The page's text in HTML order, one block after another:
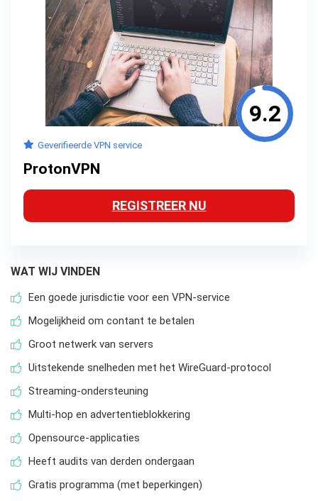
9.2
Geverifieerde VPN service
ProtonVPN
REGISTREER NU
WAT WIJ VINDEN
Een goede jurisdictie voor een VPN-service
Mogelijkheid om contant te betalen
Groot netwerk van servers
Uitstekende snelheden met het WireGuard-protocol
Streaming-ondersteuning
Multi-hop en advertentieblokkering
Opensource-applicaties
Heeft audits van derden ondergaan
Gratis programma (met beperkingen)